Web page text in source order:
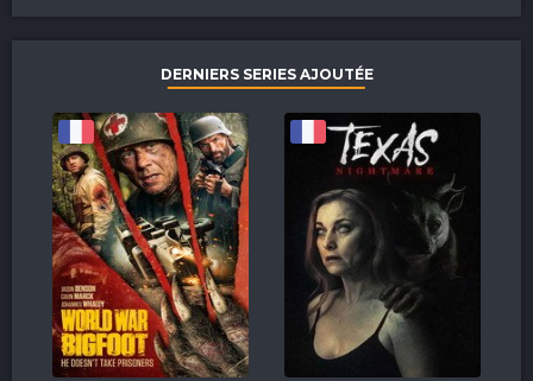
DERNIERS SERIES AJOUTÉE